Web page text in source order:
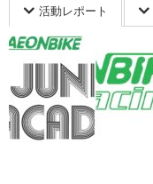
活動レポート